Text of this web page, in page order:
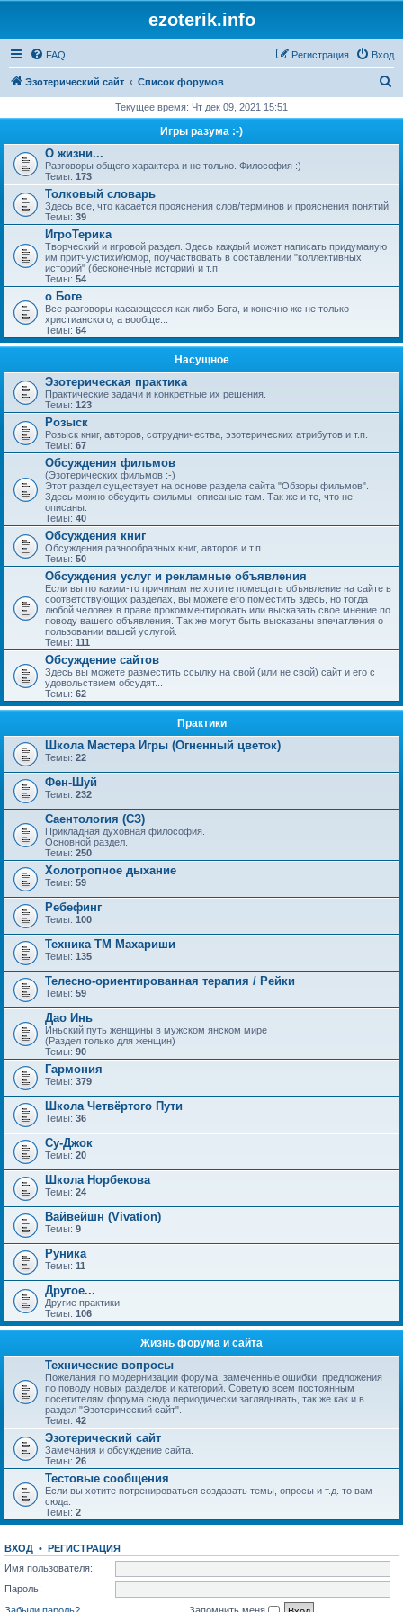
ezoterik.info
FAQ Вход
Регистрация
Эзотерический сайт Список форумов
с
Текущее время: Чт дек 09, 2021 15:51
Игры разума :-)
О жизни...
Разговоры общего характера и не только. Философия :)
Темы: 173
Толковый словарь
Здесь все, что касается прояснения слов/терминов и прояснения понятий.
Темы: 39
ИгроТерика
Творческий и игровой раздел. Здесь каждый может написать придуманую
им притчу/стихи/юмор, поучаствовать в составлении "коллективных
историй" (бесконечные истории) и т.п.
Темы: 54
о Боге
Все разговоры касающееся как либо Бога, и конечно же не только
христианского, а вообще...
Темы: 64
Насущное
Эзотерическая практика
Практические задачи и конкретные их решения.
Темы: 123
Розыск
Розыск книг, авторов, сотрудничества, эзотерических атрибутов и т.п.
Темы: 67
Обсуждения фильмов
(Эзотерических фильмов :-)
Этот раздел существует на основе раздела сайта "Обзоры фильмов".
Здесь можно обсудить фильмы, описаные там. Так же и те, что не
описаны.
Темы: 40
Обсуждения книг
Обсуждения разнообразных книг, авторов и т.п.
Темы: 50
Обсуждения услуг и рекламные объявления
Если вы по каким-то причинам не хотите помещать объявление на сайте в
соответствующих разделах, вы можете его поместить здесь, но тогда
любой человек в праве прокомментировать или высказать свое мнение по
поводу вашего объявления. Так же могут быть высказаны впечатления о
пользовании вашей услугой.
Темы: 111
Обсуждение сайтов
Здесь вы можете разместить ссылку на свой (или не свой) сайт и его с
удовольствием обсудят...
Темы: 62
Практики
Школа Мастера Игры (Огненный цветок)
Темы: 22
Фен-Шуй
Темы: 232
Саентология (СЗ)
Прикладная духовная философия.
Основной раздел.
Темы: 250
Холотропное дыхание
Темы: 59
Ребефинг
Темы: 100
Техника ТМ Махариши
Темы: 135
Телесно-ориентированная терапия / Рейки
Темы: 59
Дао Инь
Иньский путь женщины в мужском янском мире
(Раздел только для женщин)
Темы: 90
Гармония
Темы: 379
Школа Четвёртого Пути
Темы: 36
Су-Джок
Темы: 20
Школа Норбекова
Темы: 24
Вайвейшн (Vivation)
Темы: 9
Руника
Темы: 11
Другое...
Другие практики.
Темы: 106
Жизнь форума и сайта
Технические вопросы
Пожелания по модернизации форума, замеченные ошибки, предложения
по поводу новых разделов и категорий. Советую всем постоянным
посетителям форума сюда периодически заглядывать, так же как и в
раздел "Эзотерический сайт".
Темы: 42
Эзотерический сайт
Замечания и обсуждение сайта.
Темы: 26
Тестовые сообщения
Если вы хотите потренироваться создавать темы, опросы и т.д. то вам
сюда.
Темы: 2
ВХОД • РЕГИСТРАЦИЯ
Имя пользователя:
Пароль: